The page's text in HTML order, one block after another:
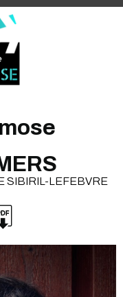
SIBIRIL-LEFEBVRE